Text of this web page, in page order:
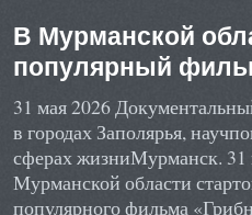
В Мурманской
популярный
31 мая 2026
в городах Заполярья,
сферах жизниМурманск.
Мурманской области
популярного фильма